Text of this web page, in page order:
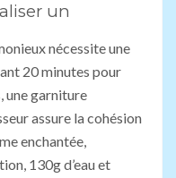
un
nécessite une
20 minutes pour
une garniture
assure la cohésion
enchantée,
130g d’eau et